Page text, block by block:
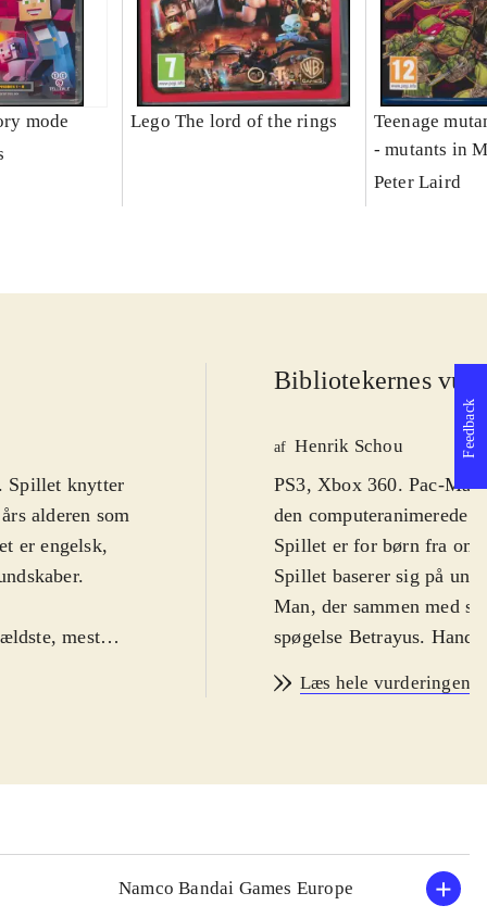
mode
Lego The lord of the rings
Teenage
- mutants in
Peter Laird
Spillet knytter
alderen som
er engelsk,
mest
for
op til
Bibliotekernes
af Henrik Schou
PS3, Xbox 360. Pac-Man
den computeranimerede
Spillet baserer sig på
Man, der sammen med
spøgelse Betrayus.
Pac-Man skal rende
ramme fjenderne med.
meget kort levetid.
klassisk lavpris-produkt
Spillet er et yderst
Læs hele vurderingen
Namco Bandai Games Europe
Feedback